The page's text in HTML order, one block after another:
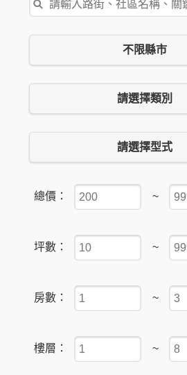
不限縣市
請選擇類別
請選擇型式
總價： ~
坪數： ~
房數： ~
樓層： ~